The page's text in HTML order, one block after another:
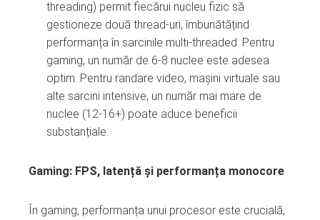
threading) permit fiecărui nucleu fizic să
gestioneze două thread-uri, îmbunătățind
performanța în sarcinile multi-threaded. Pentru
gaming, un număr de 6-8 nuclee este adesea
optim. Pentru randare video, mașini virtuale sau
alte sarcini intensive, un număr mai mare de
nuclee (12-16+) poate aduce beneficii
substanțiale.
Gaming: FPS, latență și performanța monocore
În gaming, performanța unui procesor este crucială,